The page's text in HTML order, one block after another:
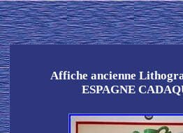
Affiche ancienne
ESPAGNE